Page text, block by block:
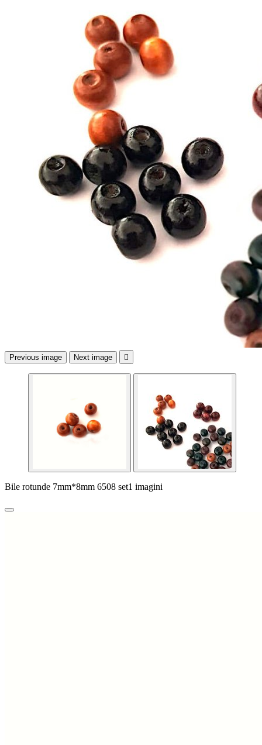
Previous image Next image 
Bile rotunde 7mm*8mm 6508 set1 imagini